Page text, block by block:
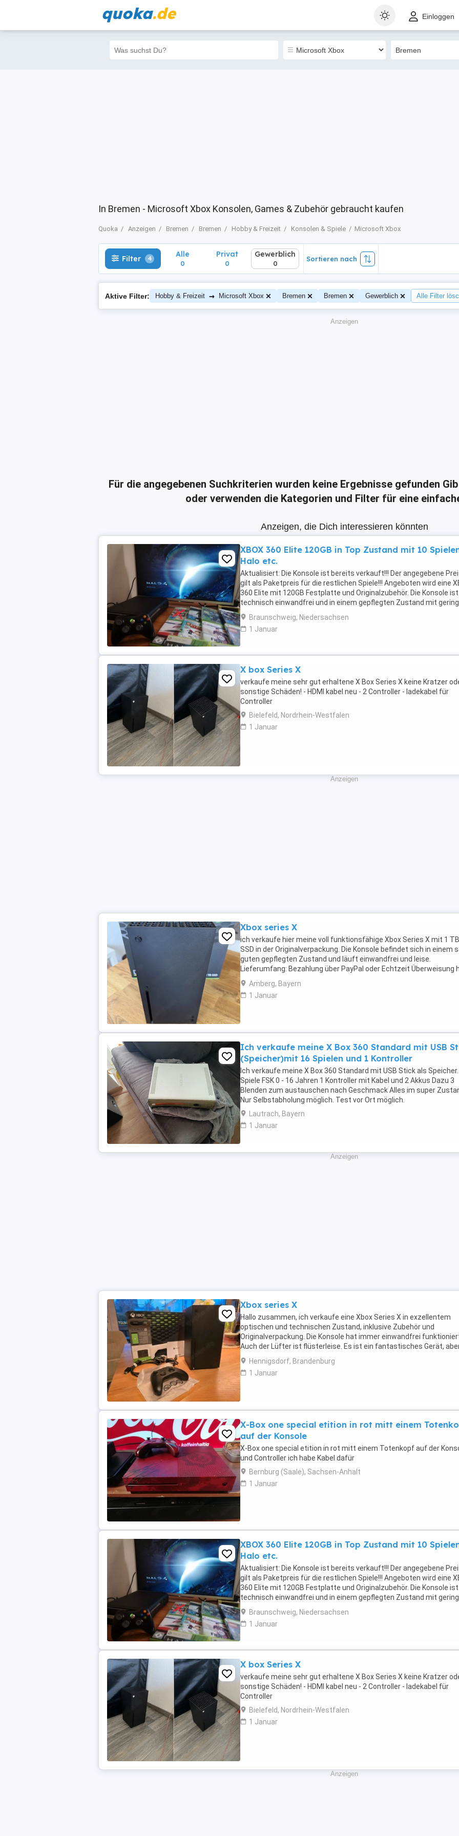
quoka.de Einloggen
In Bremen - Microsoft Xbox Konsolen, Games & Zubehör gebraucht kaufen
Quoka Anzeigen Bremen Bremen Hobby & Freizeit Konsolen & Spiele Microsoft Xbox
Filter 4 Alle
0
Filter 4 Alle
0
Privat
0
Gewerblich
0
Sortieren nach
Aktive Filter: Hobby & Freizeit → Microsoft Xbox Bremen Bremen Gewerblich Alle Filter
Anzeigen
Für die angegebenen Suchkriterien wurden keine Ergebnisse gefunden
oder verwenden die Kategorien und Filter für eine
Anzeigen, die Dich interessieren könnten
XBOX 360 Elite 120GB in Top Zustand mit 10
Halo etc.
Aktualisiert: Die Konsole ist bereits verkauft!!! Der angegebene
gilt als Paketpreis für die restlichen Spiele!!! Angeboten wird eine
360 Elite mit 120GB Festplatte und Originalzubehör. Die Konsole ist
technisch einwandfrei und in einem gepflegten Zustand mit
Nutzungsspuren. Der ...
Braunschweig, Niedersachsen
1 Januar
X box Series X
verkaufe meine sehr gut erhaltene X Box Series X keine Kratzer
sonstige Schäden! - HDMI kabel neu - 2 Controller - ladekabel für
Controller
Bielefeld, Nordrhein-Westfalen
1 Januar
Anzeigen
Xbox series X
ich verkaufe hier meine voll funktionsfähige Xbox Series X mit 1 TB
SSD in der Originalverpackung. Die Konsole befindet sich in einem
guten gepflegten Zustand und läuft einwandfrei und leise.
Lieferumfang: Bezahlung über PayPal oder Echtzeit Überweisung
auf mit euren Betrugs Seiten mich zu ...
Amberg, Bayern
1 Januar
Ich verkaufe meine X Box 360 Standard mit USB
(Speicher)mit 16 Spielen und 1 Kontroller
Ich verkaufe meine X Box 360 Standard mit USB Stick als
Spiele FSK 0 - 16 Jahren 1 Kontroller mit Kabel und 2 Akkus Dazu 3
Blenden zum austauschen nach Geschmack Alles im super
Nur Selbstabholung möglich. Test vor Ort möglich.
Lautrach, Bayern
1 Januar
Anzeigen
Xbox series X
Hallo zusammen, ich verkaufe eine Xbox Series X in exzellentem
optischen und technischen Zustand, inklusive Zubehör und
Originalverpackung. Die Konsole hat immer einwandfrei
Auch der Lüfter ist flüsterleise. Es ist ein fantastisches Gerät,
verkaufe sie, um auf einen PC umzusteigen. Versand ...
Hennigsdorf, Brandenburg
1 Januar
X-Box one special etition in rot mitt einem
auf der Konsole
X-Box one special etition in rot mitt einem Totenkopf auf der
und Controller ich habe Kabel dafür
Bernburg (Saale), Sachsen-Anhalt
1 Januar
XBOX 360 Elite 120GB in Top Zustand mit 10
Halo etc.
Aktualisiert: Die Konsole ist bereits verkauft!!! Der angegebene
gilt als Paketpreis für die restlichen Spiele!!! Angeboten wird eine
360 Elite mit 120GB Festplatte und Originalzubehör. Die Konsole ist
technisch einwandfrei und in einem gepflegten Zustand mit
Nutzungsspuren. Der ...
Braunschweig, Niedersachsen
1 Januar
X box Series X
verkaufe meine sehr gut erhaltene X Box Series X keine Kratzer
sonstige Schäden! - HDMI kabel neu - 2 Controller - ladekabel für
Controller
Bielefeld, Nordrhein-Westfalen
1 Januar
Anzeigen